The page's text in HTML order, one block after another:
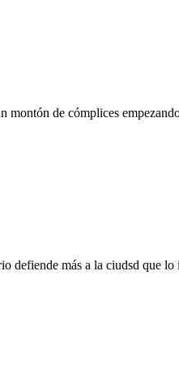
montón de cómplices
defiende más a la ciudsd que lo